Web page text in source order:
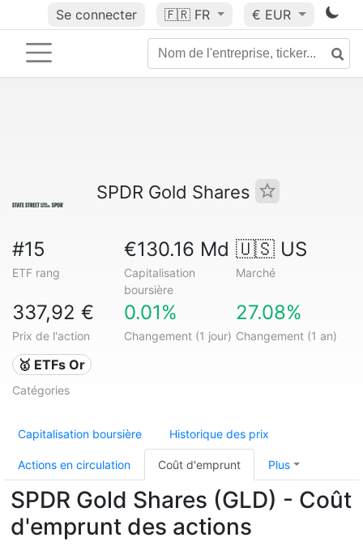
Se connecter 🇫🇷 FR € EUR
SPDR Gold Shares
#15
ETF rang
€130.16 Md
Capitalisation
boursière
🇺🇸 US
Marché
337,92 €
Prix de l'action
0.01%
Changement (1 jour)
27.08%
Changement (1 an)
🥇 ETFs Or
Catégories
Capitalisation boursière Historique des prix
Actions en circulation Coût d'emprunt Plus
SPDR Gold Shares (GLD) - Coût
d'emprunt des actions